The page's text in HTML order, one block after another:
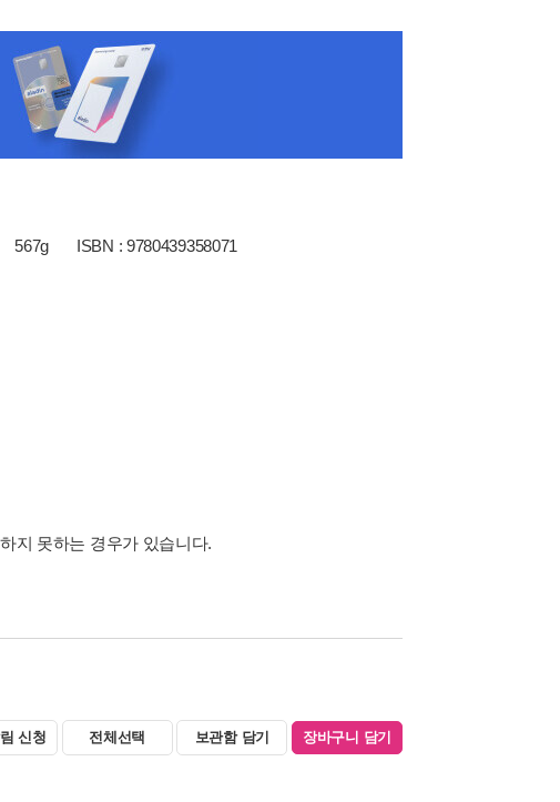
567g
ISBN : 9780439358071
지 못하는 경우가 있습니다.
신청 전체선택 보관함 담기 장바구니 담기